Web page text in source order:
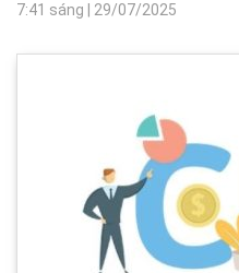
7:41 sáng 29/07/2025